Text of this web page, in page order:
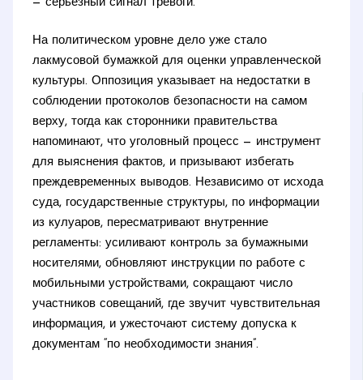
— серьезный сигнал тревоги.
На политическом уровне дело уже стало
лакмусовой бумажкой для оценки управленческой
культуры. Оппозиция указывает на недостатки в
соблюдении протоколов безопасности на самом
верху, тогда как сторонники правительства
напоминают, что уголовный процесс — инструмент
для выяснения фактов, и призывают избегать
преждевременных выводов. Независимо от исхода
суда, государственные структуры, по информации
из кулуаров, пересматривают внутренние
регламенты: усиливают контроль за бумажными
носителями, обновляют инструкции по работе с
мобильными устройствами, сокращают число
участников совещаний, где звучит чувствительная
информация, и ужесточают систему допуска к
документам “по необходимости знания”.